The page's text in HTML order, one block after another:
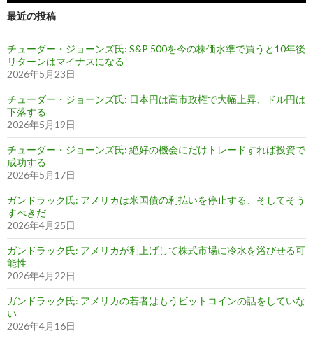
最近の投稿
チューダー・ジョーンズ氏: S&P 500を今の株価水準で買うと10年後
リターンはマイナスになる
2026年5月23日
チューダー・ジョーンズ氏: 日本円は高市政権で大幅上昇、ドル円は
下落する
2026年5月19日
チューダー・ジョーンズ氏: 絶好の機会にだけトレードすれば投資で
成功する
2026年5月17日
ガンドラック氏: アメリカは米国債の利払いを停止する、そしてそう
すべきだ
2026年4月25日
ガンドラック氏: アメリカが利上げして株式市場に冷水を浴びせる可
能性
2026年4月22日
ガンドラック氏: アメリカの若者はもうビットコインの話をしていな
い
2026年4月16日